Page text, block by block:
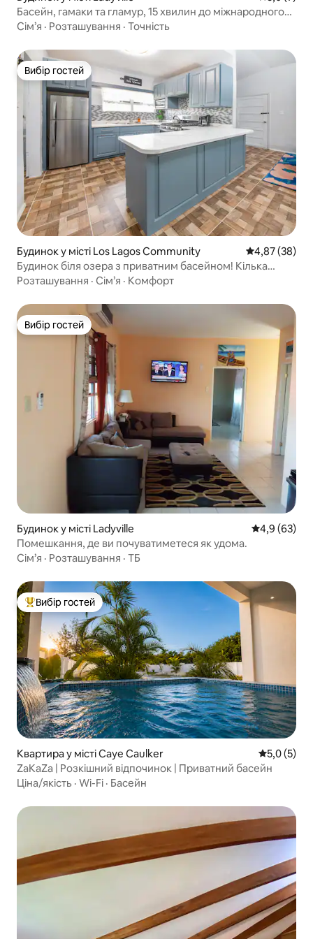
Басейн, гамаки та гламур, 15 хвилин до міжнародного
аеропорту
Сім’я · Розташування · Точність
Вибір гостей
Вибір гостей
Будинок у місті Los Lagos Community Середня
4,87 (38)
Будинок біля озера з приватним басейном! Кілька
хвилин від аеропорту
Розташування · Сім’я · Комфорт
Вибір гостей
Вибір гостей
Будинок у місті Ladyville Середня
4,9 (63)
Помешкання, де ви почуватиметеся як удома.
Сім’я · Розташування · ТБ
Топ вибір гостей
Вибір гостей
Квартира у місті Caye Caulker Середня
5,0 (5)
ZaKaZa | Розкішний відпочинок | Приватний басейн
Ціна/якість · Wi-Fi · Басейн